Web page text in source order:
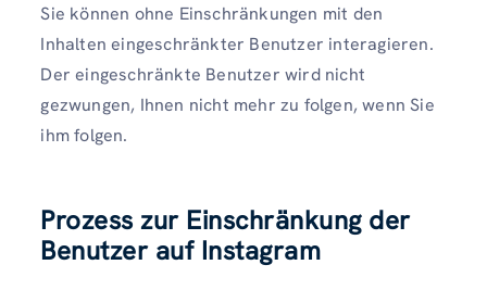
Sie können ohne Einschränkungen mit den
Inhalten eingeschränkter Benutzer interagieren.
Der eingeschränkte Benutzer wird nicht
gezwungen, Ihnen nicht mehr zu folgen, wenn Sie
ihm folgen.
Prozess zur Einschränkung der
Benutzer auf Instagram